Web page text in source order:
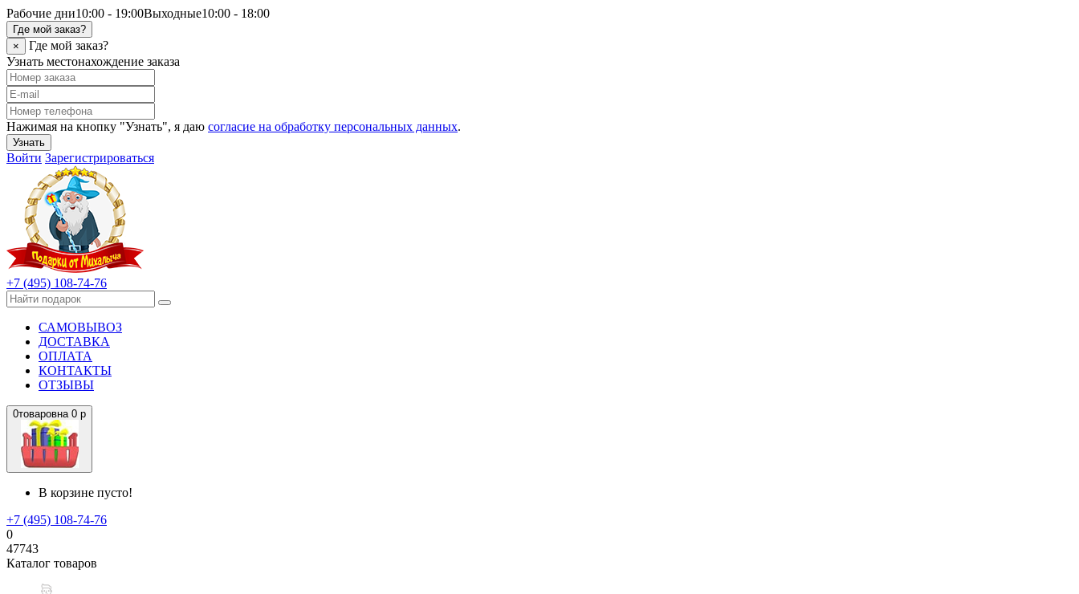
Рабочие дни10:00 - 19:00Выходные10:00 - 18:00
Где мой заказ?
×
Где мой заказ?
Узнать местонахождение заказа
Нажимая на кнопку "Узнать", я даю согласие на обработку персональных данных.
Узнать
Войти Зарегистрироваться
+7 (495) 108-74-76
САМОВЫВОЗ
ДОСТАВКА
ОПЛАТА
КОНТАКТЫ
ОТЗЫВЫ
0товаровна 0 р
В корзине пусто!
+7 (495) 108-74-76
0
47743
Каталог товаров